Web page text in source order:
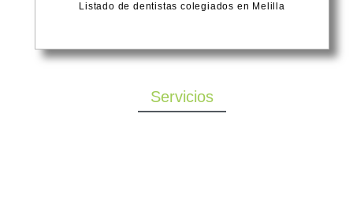
Listado de dentistas colegiados en Melilla
Servicios